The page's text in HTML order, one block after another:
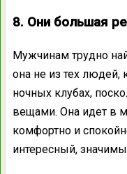
8. Они большая
Мужчинам трудно
она не из тех людей,
ночных клубах,
вещами. Она идет в
комфортно и
интересный,